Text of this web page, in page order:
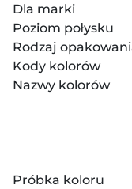
Dla marki
Poziom połysku
Rodzaj
Kody kolorów
Nazwy kolorów
Próbka koloru